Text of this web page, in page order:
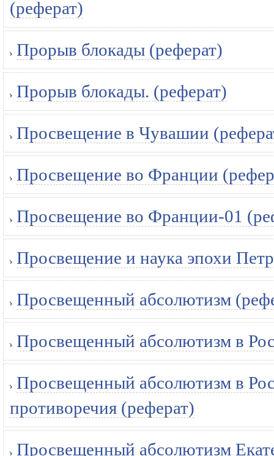
(реферат)
Прорыв блокады (реферат)
Прорыв блокады. (реферат)
Просвещение в Чувашии
Просвещение во Франции
Просвещение во Франции-01
Просвещение и наука эпохи
Просвещенный абсолютизм
Просвещенный абсолютизм в
Просвещенный абсолютизм в
противоречия (реферат)
Просвещенный абсолютизм